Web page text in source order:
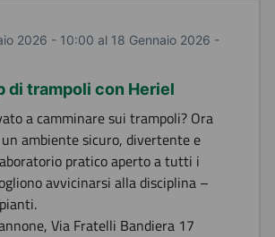
2026 - 10:00 al 18 Gennaio 2026 -
di trampoli con Heriel
a camminare sui trampoli? Ora
ambiente sicuro, divertente e
pratico aperto a tutti i
avvicinarsi alla disciplina –
Via Fratelli Bandiera 17